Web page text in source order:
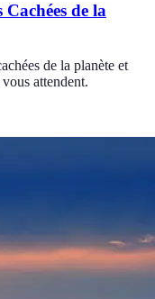
de la
de la planète et
attendent.